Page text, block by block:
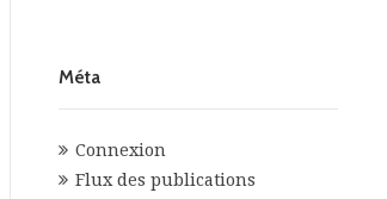
Méta
Connexion
Flux des publications